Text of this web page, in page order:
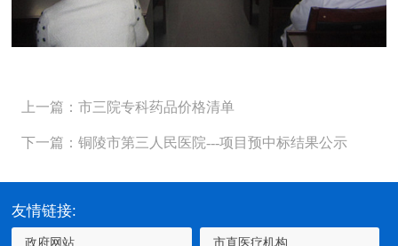
上一篇：市三院专科药品价格清单
下一篇：铜陵市第三人民医院---项目预中标结果公示
友情链接: